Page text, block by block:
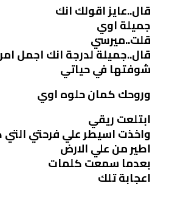
قال..عايز اقولك انك
جميلة اوي
قلت..ميرسي
قال..جميلة لدرجة انك اجمل
شوفتها في حياتي
وروحك كمان حلوه اوي
ابتلعت ريقي
واخذت اسيطر علي فرحتي
اطير من علي الارض
بعدما سمعت كلمات
اعجابة تلك